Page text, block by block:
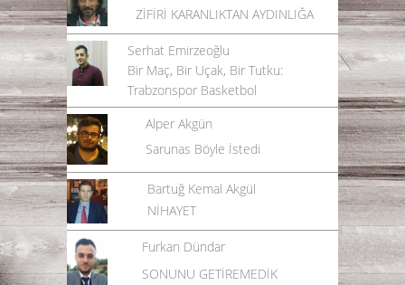
ZİFİRİ KARANLIKTAN AYDINLIĞA
Serhat Emirzeoğlu
Bir Maç, Bir Uçak, Bir Tutku:
Trabzonspor Basketbol
Alper Akgün
Sarunas Böyle İstedi
Bartuğ Kemal Akgül
NİHAYET
Furkan Dündar
SONUNU GETİREMEDİK